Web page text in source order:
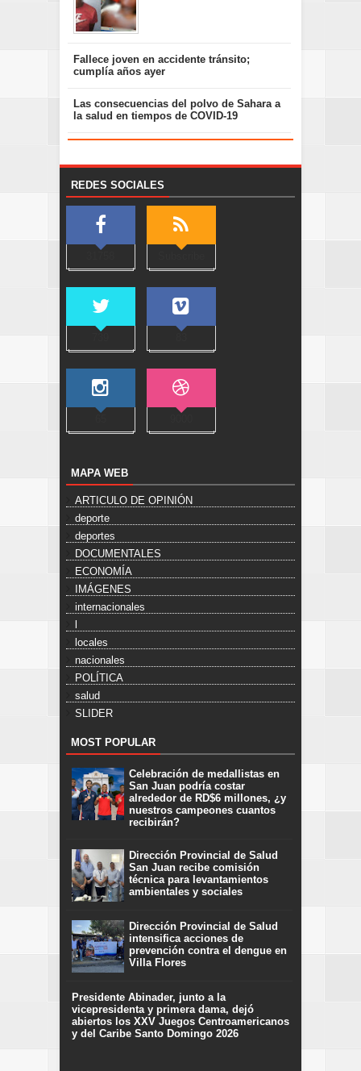
Fallece joven en accidente tránsito;
cumplía años ayer
Las consecuencias del polvo de Sahara a
la salud en tiempos de COVID-19
REDES SOCIALES
MAPA WEB
ARTICULO DE OPINIÓN
deporte
deportes
DOCUMENTALES
ECONOMÍA
IMÁGENES
internacionales
l
locales
nacionales
POLÍTICA
salud
SLIDER
MOST POPULAR
Celebración de medallistas en
San Juan podría costar
alrededor de RD$6 millones, ¿y
nuestros campeones cuantos
recibirán?
Dirección Provincial de Salud
San Juan recibe comisión
técnica para levantamientos
ambientales y sociales
Dirección Provincial de Salud
intensifica acciones de
prevención contra el dengue en
Villa Flores
Presidente Abinader, junto a la
vicepresidenta y primera dama, dejó
abiertos los XXV Juegos Centroamericanos
y del Caribe Santo Domingo 2026